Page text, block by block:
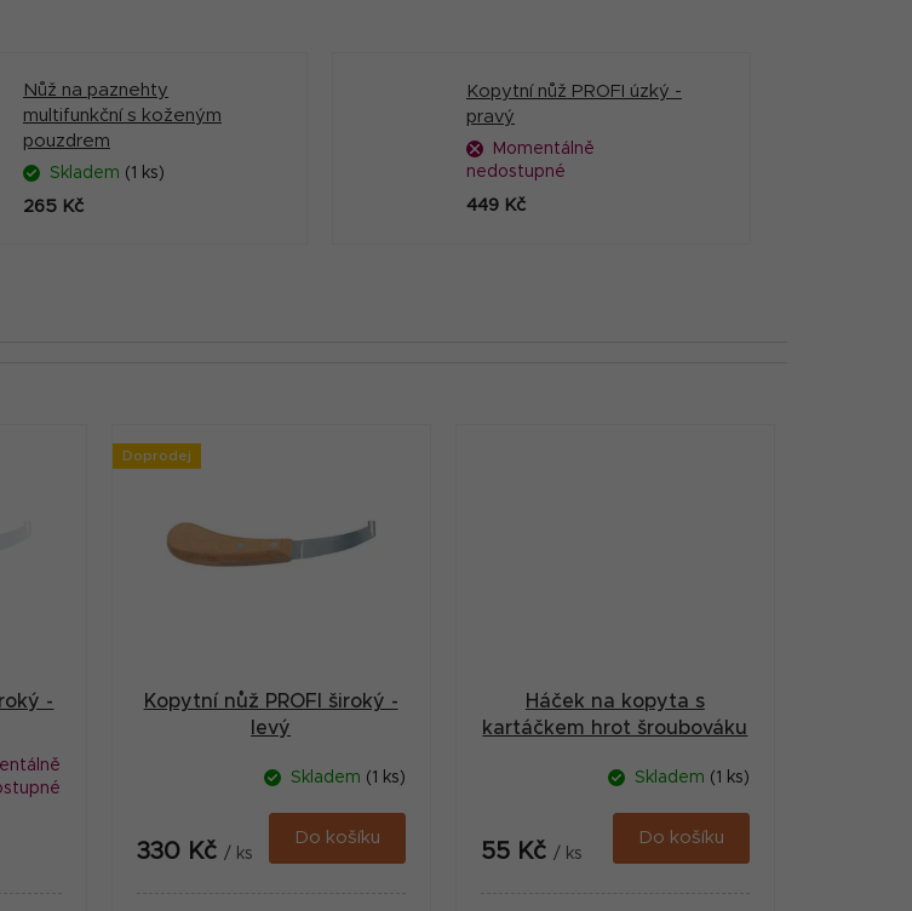
Nůž na paznehty
multifunkční s koženým
pouzdrem
Skladem (1 ks)
265 Kč
Kopytní nůž PROFI úzký -
pravý
Momentálně
nedostupné
449 Kč
-
Doprodej
Kopytní nůž PROFI široký -
levý
Skladem (1 ks)
330 Kč / ks
Do košíku
Háček na kopyta s
kartáčkem hrot šroubováku
Skladem (1 ks)
55 Kč / ks
Do košíku